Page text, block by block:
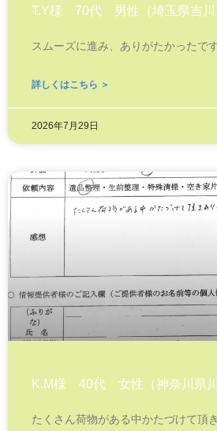
T.Y様 70代 男性（埼玉県吉川
スムーズに進み、ありがたかったです
詳しくはこちら ＞
2026年7月29日
K.M様 40代 女性（神奈川県川
たくさん荷物がある中かたづけて頂